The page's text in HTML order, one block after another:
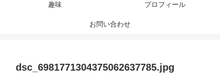
趣味 プロフィール
お問い合わせ
dsc_6981771304375062637785.jpg